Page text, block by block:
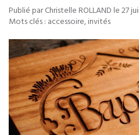
Publié par Christelle ROLLAND le27
Mots clés : accessoire,invités